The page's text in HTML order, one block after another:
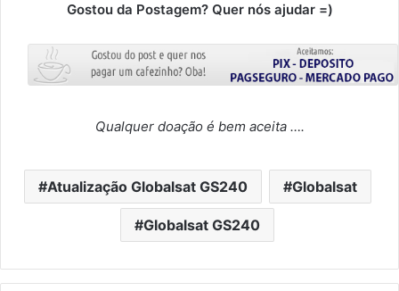
Gostou da Postagem? Quer nós ajudar =)
Qualquer doação é bem aceita ….
Atualização Globalsat GS240 Globalsat
Globalsat GS240